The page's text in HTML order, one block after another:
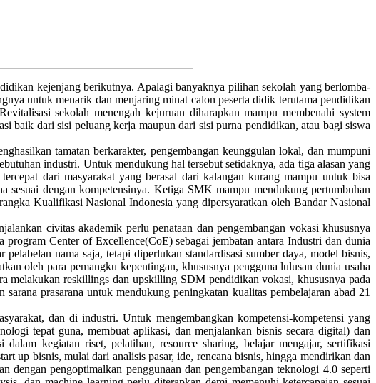
kejenjang berikutnya. Apalagi banyaknya pilihan sekolah yang berlomba-
untuk menarik dan menjaring minat calon peserta didik terutama pendidikan
sekolah menengah kejuruan diharapkan mampu membenahi system
baik dari sisi peluang kerja maupun dari sisi purna pendidikan, atau bagi siswa
tamatan berkarakter, pengembangan keunggulan lokal, dan mumpuni
industri. Untuk mendukung hal tersebut setidaknya, ada tiga alasan yang
dari masyarakat yang berasal dari kalangan kurang mampu untuk bisa
dengan kompetensinya. Ketiga SMK mampu mendukung pertumbuhan
Kualifikasi Nasional Indonesia yang dipersyaratkan oleh Bandar Nasional
civitas akademik perlu penataan dan pengembangan vokasi khususnya
Center of Excellence(CoE) sebagai jembatan antara Industri dan dunia
nama saja, tetapi diperlukan standardisasi sumber daya, model bisnis,
oleh para pemangku kepentingan, khususnya pengguna lulusan dunia usaha
melakukan reskillings dan upskilling SDM pendidikan vokasi, khususnya pada
prasarana untuk mendukung peningkatan kualitas pembelajaran abad 21
dan di industri. Untuk mengembangkan kompetensi-kompetensi yang
tepat guna, membuat aplikasi, dan menjalankan bisnis secara digital) dan
kegiatan riset, pelatihan, resource sharing, belajar mengajar, sertifikasi
up bisnis, mulai dari analisis pasar, ide, rencana bisnis, hingga mendirikan dan
dengan pengoptimalkan penggunaan dan pengembangan teknologi 4.0 seperti